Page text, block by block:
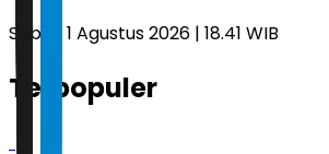
Sabtu, 1 Agustus 2026 | 18.41 WIB
Terpopuler